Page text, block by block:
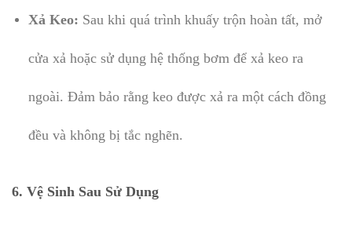
Xả Keo: Sau khi quá trình khuấy trộn hoàn tất, mở
cửa xả hoặc sử dụng hệ thống bơm để xả keo ra
ngoài. Đảm bảo rằng keo được xả ra một cách đồng
đều và không bị tắc nghẽn.
6. Vệ Sinh Sau Sử Dụng